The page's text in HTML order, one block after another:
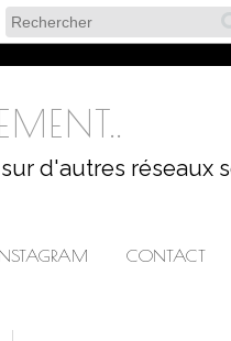
d'autres réseaux
CONTACT